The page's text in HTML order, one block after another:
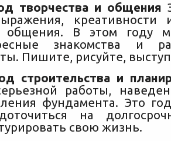
творчества и общения
креативности
общения. В этом году
знакомства и
Пишите, рисуйте,
строительства и
работы,
фундамента. Это
на
свою жизнь.